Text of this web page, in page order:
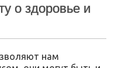
о здоровье и
нам